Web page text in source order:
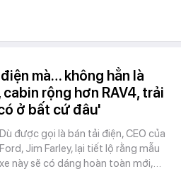
mà… không hẳn là
rộng hơn RAV4, trải
ở bất cứ đâu'
Dù được gọi là bán tải điện, CEO của
Ford, Jim Farley, lại tiết lộ rằng mẫu
xe này sẽ có dáng hoàn toàn mới,…